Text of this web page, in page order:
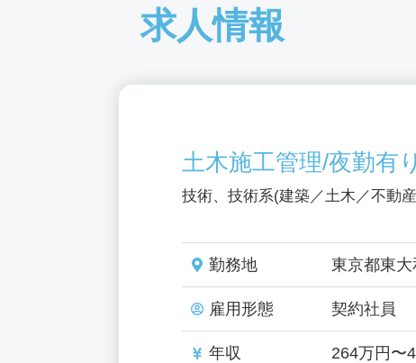
求人情報
土木施工管理/夜勤有
技術、技術系(建築／土木／不動
勤務地 東京都東大
雇用形態 契約社員
年収 264万円〜